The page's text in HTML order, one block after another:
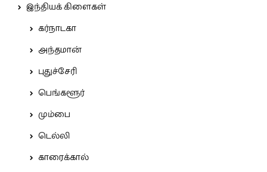
இந்தியக் கிளைகள்
கர்நாடகா
அந்தமான்
புதுச்சேரி
பெங்களூர்
மும்பை
டெல்லி
காரைக்கால்